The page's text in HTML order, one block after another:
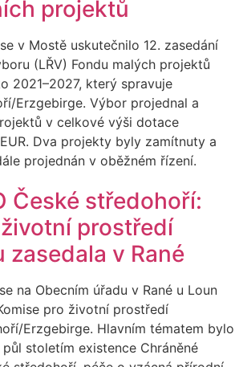
projektů
v Mostě uskutečnilo 12. zasedání
(LŘV) Fondu malých projektů
2021–2027, který spravuje
Erzgebirge. Výbor projednal a
v celkové výši dotace
Dva projekty byly zamítnuty a
projednán v oběžném řízení.
České středohoří:
prostředí
zasedala v Rané
na Obecním úřadu v Rané u Loun
pro životní prostředí
Erzgebirge. Hlavním tématem bylo
stoletím existence Chráněné